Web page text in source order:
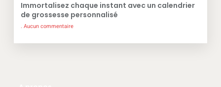
Immortalisez chaque instant avec un calendrier
de grossesse personnalisé
Aucun commentaire